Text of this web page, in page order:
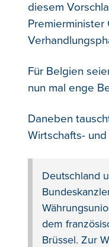
diesem
Premierminister
Für Belgien
nun mal enge
Daneben
Wirtschafts-
Deutschland
dem
Brüssel. Zur